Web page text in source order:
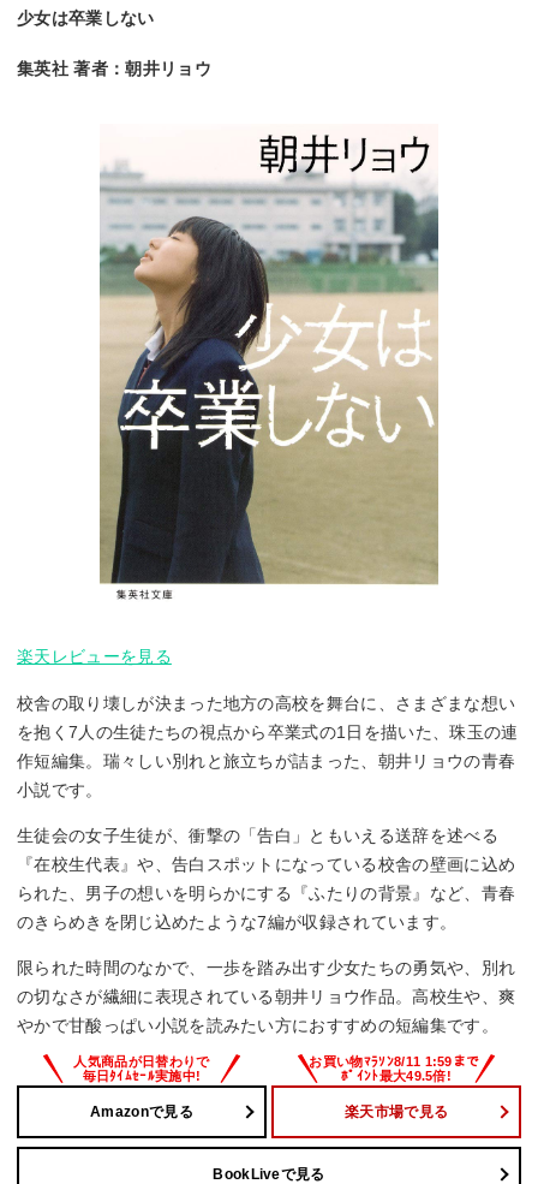
少女は卒業しない
集英社 著者：朝井リョウ
楽天レビューを見る
校舎の取り壊しが決まった地方の高校を舞台に、さまざまな想い
を抱く7人の生徒たちの視点から卒業式の1日を描いた、珠玉の連
作短編集。瑞々しい別れと旅立ちが詰まった、朝井リョウの青春
小説です。
生徒会の女子生徒が、衝撃の「告白」ともいえる送辞を述べる
『在校生代表』や、告白スポットになっている校舎の壁画に込め
られた、男子の想いを明らかにする『ふたりの背景』など、青春
のきらめきを閉じ込めたような7編が収録されています。
限られた時間のなかで、一歩を踏み出す少女たちの勇気や、別れ
の切なさが繊細に表現されている朝井リョウ作品。高校生や、爽
やかで甘酸っぱい小説を読みたい方におすすめの短編集です。
Amazonで見る 楽天市場で見る
BookLiveで見る